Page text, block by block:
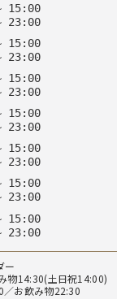
15: 00
23: 00
15: 00
23: 00
15: 00
23: 00
15: 00
23: 00
15: 00
23: 00
15: 00
23: 00
15: 00
23: 00
ー
物14:30(土日祝14:00)
／お飲み物22:30